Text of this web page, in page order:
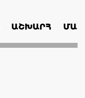
ԱՇԽԱՐՀ